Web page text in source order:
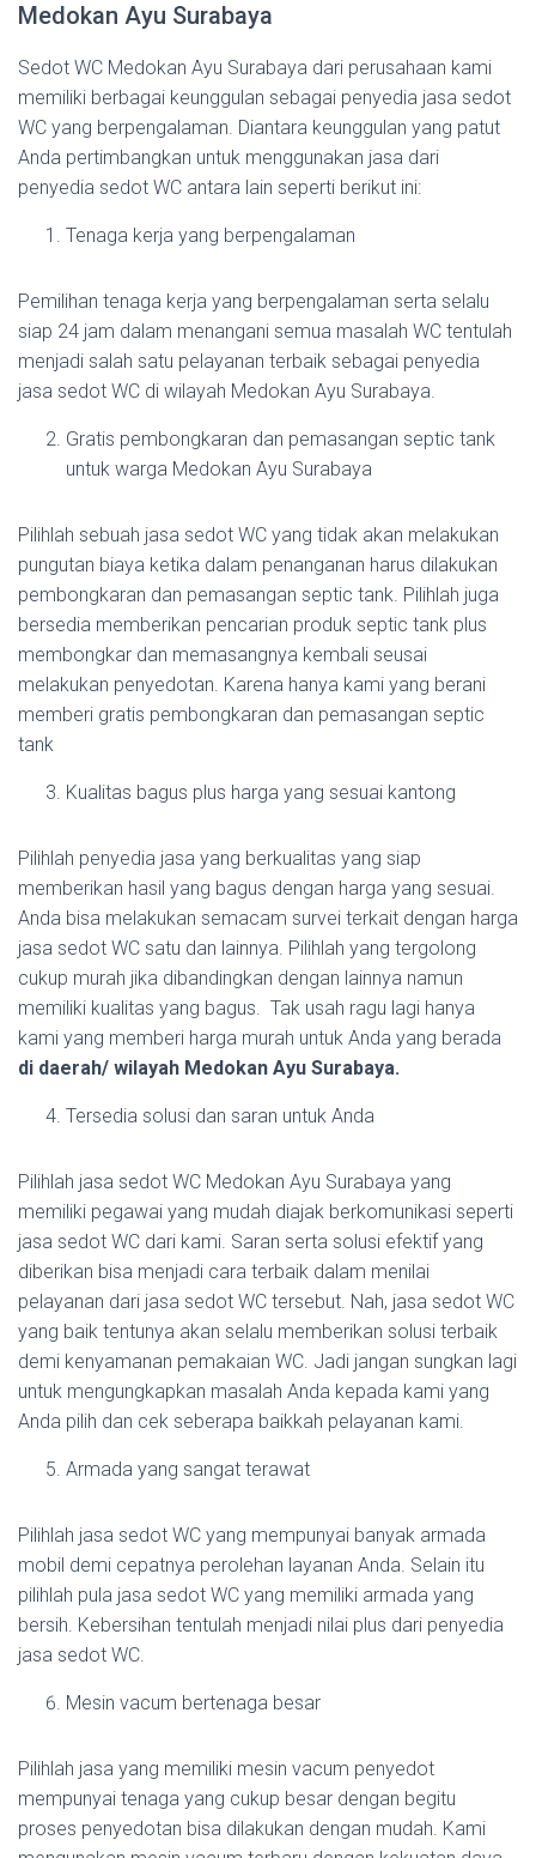
Medokan Ayu Surabaya
Sedot WC Medokan Ayu Surabaya dari perusahaan kami
memiliki berbagai keunggulan sebagai penyedia jasa sedot
WC yang berpengalaman. Diantara keunggulan yang patut
Anda pertimbangkan untuk menggunakan jasa dari
penyedia sedot WC antara lain seperti berikut ini:
Tenaga kerja yang berpengalaman
Pemilihan tenaga kerja yang berpengalaman serta selalu
siap 24 jam dalam menangani semua masalah WC tentulah
menjadi salah satu pelayanan terbaik sebagai penyedia
jasa sedot WC di wilayah Medokan Ayu Surabaya.
Gratis pembongkaran dan pemasangan septic tank
untuk warga Medokan Ayu Surabaya
Pilihlah sebuah jasa sedot WC yang tidak akan melakukan
pungutan biaya ketika dalam penanganan harus dilakukan
pembongkaran dan pemasangan septic tank. Pilihlah juga
bersedia memberikan pencarian produk septic tank plus
membongkar dan memasangnya kembali seusai
melakukan penyedotan. Karena hanya kami yang berani
memberi gratis pembongkaran dan pemasangan septic
tank
Kualitas bagus plus harga yang sesuai kantong
Pilihlah penyedia jasa yang berkualitas yang siap
memberikan hasil yang bagus dengan harga yang sesuai.
Anda bisa melakukan semacam survei terkait dengan harga
jasa sedot WC satu dan lainnya. Pilihlah yang tergolong
cukup murah jika dibandingkan dengan lainnya namun
memiliki kualitas yang bagus. Tak usah ragu lagi hanya
kami yang memberi harga murah untuk Anda yang berada
di daerah/ wilayah Medokan Ayu Surabaya.
Tersedia solusi dan saran untuk Anda
Pilihlah jasa sedot WC Medokan Ayu Surabaya yang
memiliki pegawai yang mudah diajak berkomunikasi seperti
jasa sedot WC dari kami. Saran serta solusi efektif yang
diberikan bisa menjadi cara terbaik dalam menilai
pelayanan dari jasa sedot WC tersebut. Nah, jasa sedot WC
yang baik tentunya akan selalu memberikan solusi terbaik
demi kenyamanan pemakaian WC. Jadi jangan sungkan lagi
untuk mengungkapkan masalah Anda kepada kami yang
Anda pilih dan cek seberapa baikkah pelayanan kami.
Armada yang sangat terawat
Pilihlah jasa sedot WC yang mempunyai banyak armada
mobil demi cepatnya perolehan layanan Anda. Selain itu
pilihlah pula jasa sedot WC yang memiliki armada yang
bersih. Kebersihan tentulah menjadi nilai plus dari penyedia
jasa sedot WC.
Mesin vacum bertenaga besar
Pilihlah jasa yang memiliki mesin vacum penyedot
mempunyai tenaga yang cukup besar dengan begitu
proses penyedotan bisa dilakukan dengan mudah. Kami